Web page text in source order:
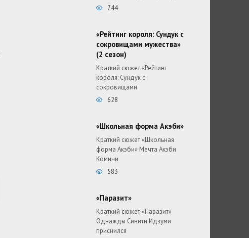
744
«Рейтинг короля: Сундук с
сокровищами мужества»
(2 сезон)
Краткий сюжет «Рейтинг
короля: Сундук с
сокровищами
628
«Школьная форма Акэби»
Краткий сюжет «Школьная
форма Акэби» Мечта Акэби
Комичи
583
«Паразит»
Краткий сюжет «Паразит»
Однажды Синити Идзуми
приснился